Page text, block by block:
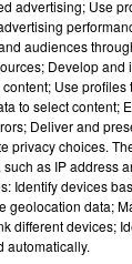
4 août 2026
Tiny Desk invite
live session
Ariana Grande
sa tournée
advertising; Use
audiences
Develop
Use profiles
to select content;
Deliver and
privacy choices.
as IP address
Identify devices
geolocation data;
different devices;
automatically.